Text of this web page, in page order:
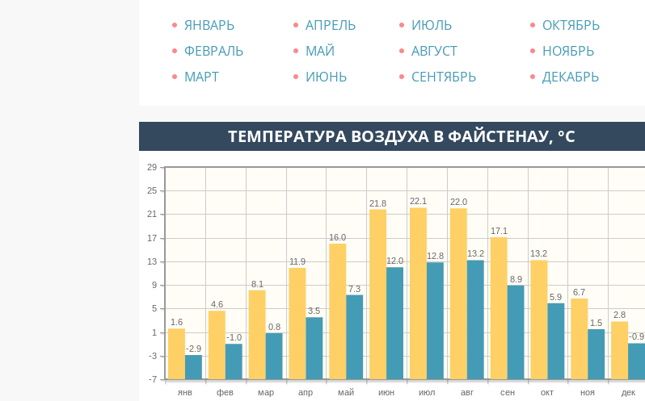
ЯНВАРЬ АПРЕЛЬ ИЮЛЬ
ОКТЯБРЬ
ФЕВРАЛЬ
МАЙ АВГУСТ
НОЯБРЬ
МАРТ
ИЮНЬ СЕНТЯБРЬ ДЕКАБРЬ
ТЕМПЕРАТУРА ВОЗДУХА В ФАЙСТЕНАУ, °C
янв фев мар апр май июн июл авг сен окт ноя дек
-7
-3
1
5
9
13
17
21
25
29
2.8
6.7
13.2
17.1
22.0
22.1
21.8
16.0
11.9
8.1
4.6
1.6
-0.9
1.5
5.9
8.9
13.2
12.8
12.0
7.3
3.5
0.8
-1.0
-2.9